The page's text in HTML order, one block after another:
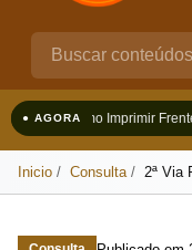
● AGORAComo Imprimir
Inicio Consulta 2ª Via